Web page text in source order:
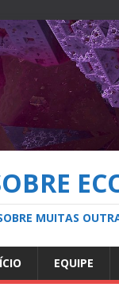
de
MUITAS
EQUIPE